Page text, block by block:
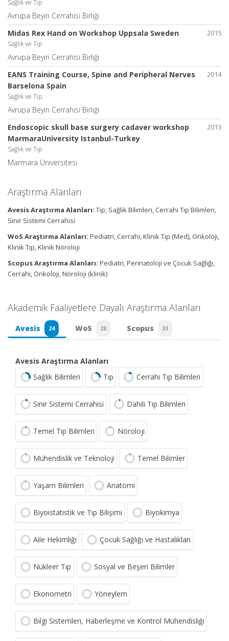
Sağlık ve Tıp
Avrupa Beyin Cerrahisi Birliği
2015
Midas Rex Hand on Workshop Uppsala Sweden
Sağlık ve Tıp
Avrupa Beyin Cerrahisi Birliği
2014
EANS Training Course, Spine and Peripheral Nerves
Barselona Spain
Sağlık ve Tıp
Avrupa Beyin Cerrahisi Birliği
2013
Endoscopic skull base surgery cadaver workshop
MarmaraUniversity Istanbul-Turkey
Sağlık ve Tıp
Marmara Üniversitesi
Araştırma Alanları
Avesis Araştırma Alanları: Tıp, Sağlık Bilimleri, Cerrahi Tıp Bilimleri,
Sinir Sistemi Cerrahisi
WoS Araştırma Alanları: Pediatri, Cerrahi, Klinik Tıp (Med), Onkoloji,
Klinik Tıp, Klinik Nöroloji
Scopus Araştırma Alanları: Pediatri, Perinatoloji ve Çocuk Sağlığı,
Cerrahi, Onkoloji, Nöroloji (klinik)
Akademik Faaliyetlere Dayalı Araştırma Alanları
Avesis 24 WoS 28 Scopus 33
Avesis Araştırma Alanları
Sağlık Bilimleri
Tıp Cerrahi Tıp Bilimleri
Sinir Sistemi Cerrahisi Dahili Tıp Bilimleri
Temel Tıp Bilimleri Nöroloji
Mühendislik ve Teknoloji Temel Bilimler
Yaşam Bilimleri Anatomi
Biyoistatistik ve Tıp Bilişimi Biyokimya
Aile Hekimliği Çocuk Sağlığı ve Hastalıkları
Nükleer Tıp Sosyal ve Beşeri Bilimler
Ekonometri Yöneylem
Bilgi Sistemleri, Haberleşme ve Kontrol Mühendisliği